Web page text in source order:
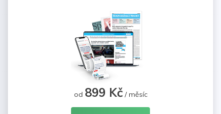
od 899 Kč/ měsíc